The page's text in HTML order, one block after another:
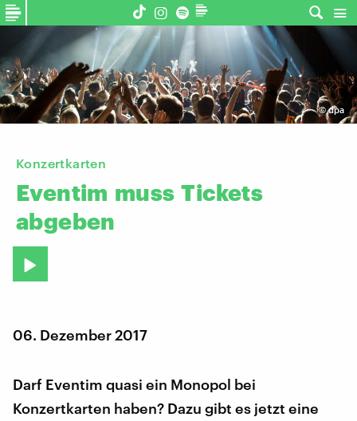
©dpa
Konzertkarten
Eventim muss Tickets
abgeben
06. Dezember 2017
Darf Eventim quasi ein Monopol bei
Konzertkarten haben? Dazu gibt es jetzt eine